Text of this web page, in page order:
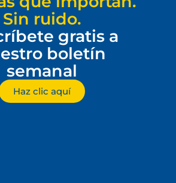
Sin ruido.
gratis a
boletín
semanal
Haz clic aquí